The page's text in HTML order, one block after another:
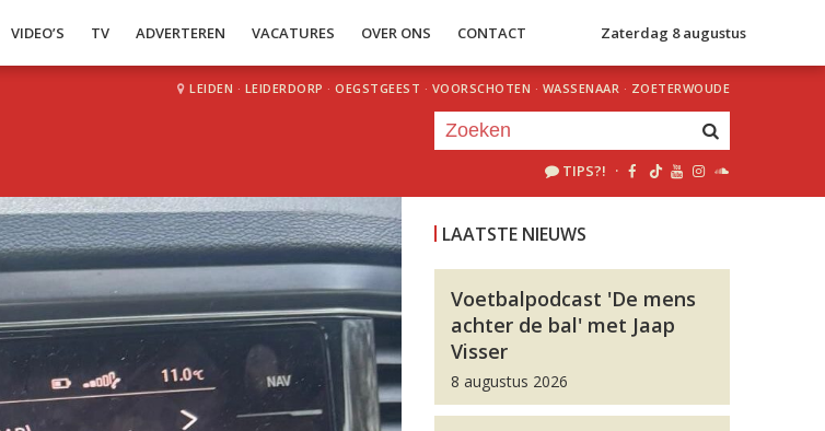
VIDEO’S TV ADVERTEREN VACATURES OVER ONS CONTACT Zaterdag 8 augustus
LEIDEN · LEIDERDORP · OEGSTGEEST · VOORSCHOTEN · WASSENAAR · ZOETERWOUDE
TIPS?! ·
LAATSTE NIEUWS
Voetbalpodcast 'De mens
achter de bal' met Jaap
Visser
8 augustus 2026